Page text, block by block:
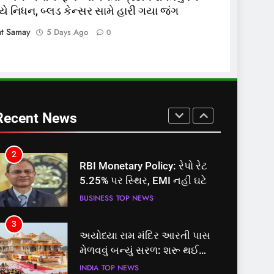
નિધન, બ્લડ કેન્સર સામે હારી ગયા જંગ
Samay
5 Days Ago 0
News
8
શું તમારું મધ કે ઘી ખરેખર શુદ્ધ છે?
બેઠક પરથી પવન પાંડેને 2027
માટે બનાવાયા ઉમેદવાર
2
RBI Monetary Policy: રેપો રેટ
5.25% પર સ્થિર, EMI નહીં ઘટે
BUSINESS TOP NEWS
3
અયોધ્યા રામ મંદિર આરતી પાસ
મેળવવું બન્યું સરળ: શરૂ થઈ
તત્કાલ સુવિધા, જાણો સંપૂર્ણ
INDIA TOP NEWS